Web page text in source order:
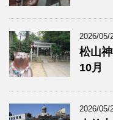
2026/05/
松山
10月
2026/05/